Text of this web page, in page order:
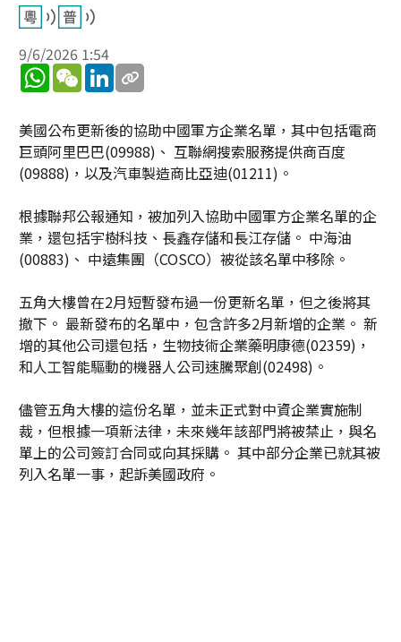
9/6/2026 1:54
WhatsApp
WeChatLinkedIn
美國公布更新後的協助中國軍方企業名單，其中包括電商
巨頭阿里巴巴(09988)、 互聯網搜索服務提供商百度
(09888)，以及汽車製造商比亞迪(01211)。
根據聯邦公報通知，被加列入協助中國軍方企業名單的企
業，還包括宇樹科技、長鑫存儲和長江存儲。 中海油
(00883)、 中遠集團（COSCO）被從該名單中移除。
五角大樓曾在2月短暫發布過一份更新名單，但之後將其
撤下。 最新發布的名單中，包含許多2月新增的企業。 新
增的其他公司還包括，生物技術企業藥明康德(02359)，
和人工智能驅動的機器人公司速騰聚創(02498)。
儘管五角大樓的這份名單，並未正式對中資企業實施制
裁，但根據一項新法律，未來幾年該部門將被禁止，與名
單上的公司簽訂合同或向其採購。 其中部分企業已就其被
列入名單一事，起訴美國政府。